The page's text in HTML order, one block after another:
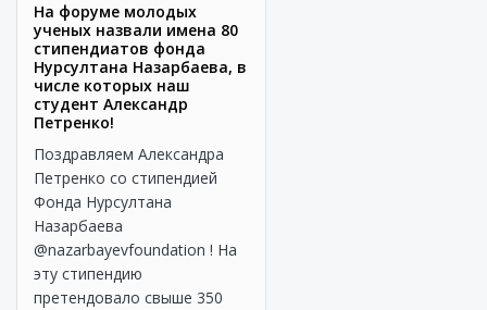
На форуме молодых
ученых назвали имена 80
стипендиатов фонда
Нурсултана Назарбаева, в
числе которых наш
студент Александр
Петренко!
Поздравляем Александра
Петренко со стипендией
Фонда Нурсултана
Назарбаева
@nazarbayevfoundation ! На
эту стипендию
претендовало свыше 350